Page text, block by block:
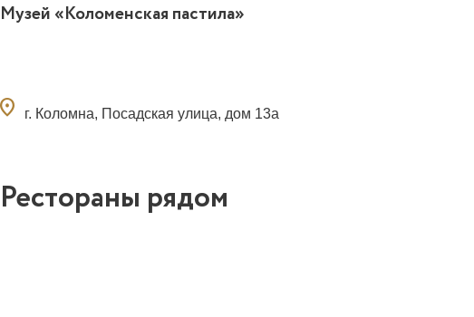
Музей «Коломенская пастила»
г. Коломна, Посадская улица, дом 13а
Рестораны рядом